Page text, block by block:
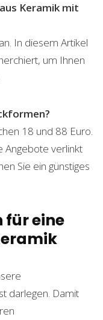
Keramik mit
In diesem Artikel
um Ihnen
18 und 88 Euro.
Angebote verlinkt
Sie ein günstiges
für eine
darlegen. Damit